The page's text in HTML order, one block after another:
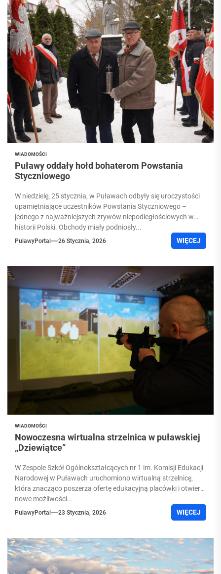
WIADOMOŚCI
Puławy oddały hołd bohaterom Powstania
Styczniowego
W niedzielę, 25 stycznia, w Puławach odbyły się uroczystości
upamiętniające uczestników Powstania Styczniowego –
jednego z najważniejszych zrywów niepodległościowych w
historii Polski. Obchody miały podniosły...
PulawyPortal 26 Stycznia, 2026 WIĘCEJ
WIADOMOŚCI
Nowoczesna wirtualna strzelnica w puławskiej
„Dziewiątce”
W Zespole Szkół Ogólnokształcących nr 1 im. Komisji Edukacji
Narodowej w Puławach uruchomiono wirtualną strzelnicę,
która znacząco poszerza ofertę edukacyjną placówki i otwiera
nowe możliwości...
PulawyPortal 23 Stycznia, 2026 WIĘCEJ